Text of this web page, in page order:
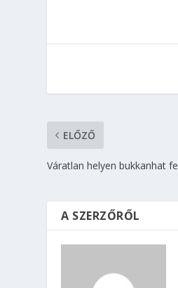
ELŐZŐ
Váratlan helyen bukkanhat
A SZERZŐRŐL